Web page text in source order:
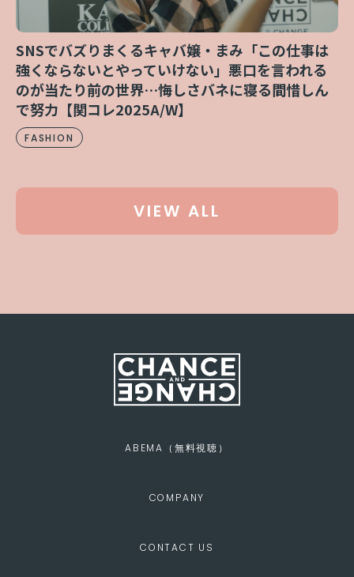
SNSでバズりまくるキャバ嬢・まみ「この仕事は
強くならないとやっていけない」悪口を言われる
のが当たり前の世界…悔しさバネに寝る間惜しん
で努力【関コレ2025A/W】
FASHION
VIEW ALL
ABEMA（無料視聴）
COMPANY
CONTACT US